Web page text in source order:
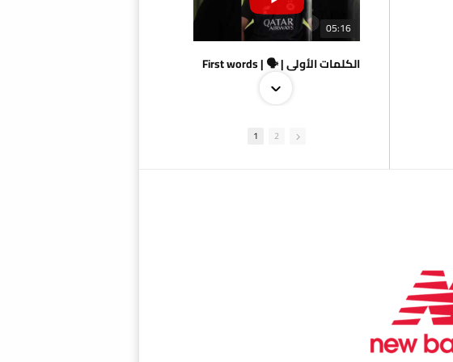
05:16
الكلمات الأولى | 🗣 | First words
1 2